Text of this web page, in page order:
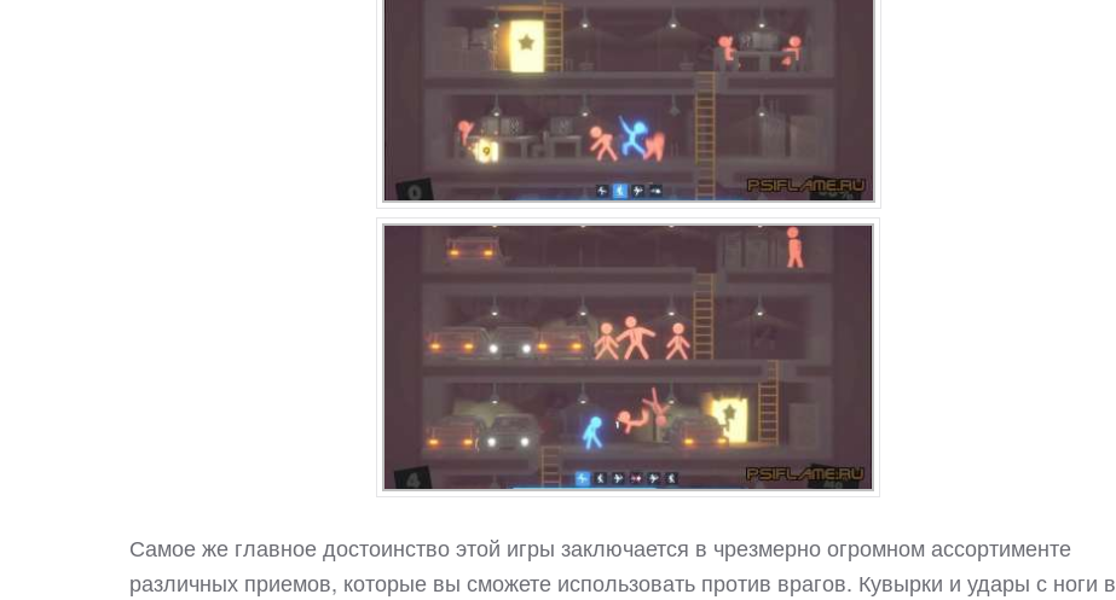
Самое же главное достоинство этой игры заключается в чрезмерно огромном ассортименте
различных приемов, которые вы сможете использовать против врагов. Кувырки и удары с ноги в